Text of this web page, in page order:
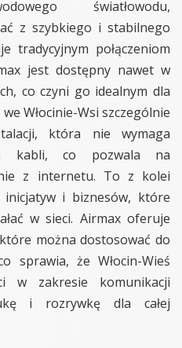
światłowodu,
z szybkiego i stabilnego
tradycyjnym połączeniom
jest dostępny nawet w
co czyni go idealnym dla
Włocinie-Wsi szczególnie
która nie wymaga
kabli, co pozwala na
z internetu. To z kolei
i biznesów, które
w sieci. Airmax oferuje
można dostosować do
sprawia, że Włocin-Wieś
w zakresie komunikacji
i rozrywkę dla całej